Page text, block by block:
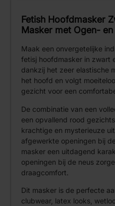
Fetish Hoofdmasker
Masker met Ogen-
Maak een onvergetelijke
fetisj hoofdmasker in zwart
dankzij het zeer elastische
het hoofd en volgt
gezicht voor een
De combinatie van een
een opvallend rood
krachtige en mysterieuze
afgewerkte openingen bij
masker een uitdagend
openingen bij de neus
draagcomfort.
Dit masker is de perfecte
clubwear, latex looks,